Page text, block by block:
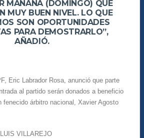
MAÑANA (DOMINGO) QUE
MUY BUEN NIVEL. LO QUE
SON OPORTUNIDADES
PARA DEMOSTRARLO”,
AÑADIÓ.
Eric Labrador Rosa, anunció que parte
al partido serán donados a beneficio
fenecido árbitro nacional, Xavier Agosto
VILLAREJO